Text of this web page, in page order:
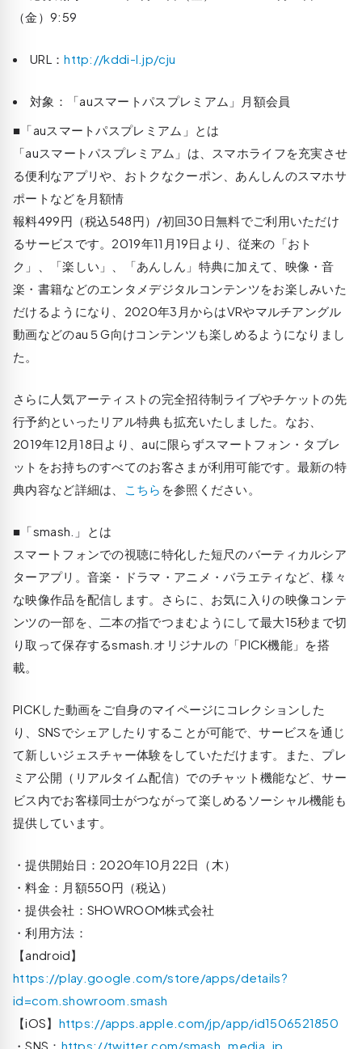
（金）9:59
URL：http://kddi-l.jp/cju
対象：「auスマートパスプレミアム」月額会員
■「auスマートパスプレミアム」とは
「auスマートパスプレミアム」は、スマホライフを充実させ
る便利なアプリや、おトクなクーポン、あんしんのスマホサ
ポートなどを月額情
報料499円（税込548円）/初回30日無料でご利用いただけ
るサービスです。2019年11月19日より、従来の「おト
ク」、「楽しい」、「あんしん」特典に加えて、映像・音
楽・書籍などのエンタメデジタルコンテンツをお楽しみいた
だけるようになり、2020年3月からはVRやマルチアングル
動画などのau５G向けコンテンツも楽しめるようになりまし
た。
さらに人気アーティストの完全招待制ライブやチケットの先
行予約といったリアル特典も拡充いたしました。なお、
2019年12月18日より、auに限らずスマートフォン・タブレ
ットをお持ちのすべてのお客さまが利用可能です。最新の特
典内容など詳細は、
こちら を参照ください。
■「smash.」とは
スマートフォンでの視聴に特化した短尺のバーティカルシア
ターアプリ。音楽・ドラマ・アニメ・バラエティなど、様々
な映像作品を配信します。さらに、お気に入りの映像コンテ
ンツの一部を、二本の指でつまむようにして最大15秒まで切
り取って保存するsmash.オリジナルの「PICK機能」を搭
載。
PICKした動画をご自身のマイページにコレクションした
り、SNSでシェアしたりすることが可能で、サービスを通じ
て新しいジェスチャー体験をしていただけます。また、プレ
ミア公開（リアルタイム配信）でのチャット機能など、サー
ビス内でお客様同士がつながって楽しめるソーシャル機能も
提供しています。
・提供開始日：2020年10月22日（木）
・料金：月額550円（税込）
・提供会社：SHOWROOM株式会社
・利用方法：
【android】
https://play.google.com/store/apps/details?
id=com.showroom.smash
【iOS】 https://apps.apple.com/jp/app/id1506521850
・SNS： https://twitter.com/smash_media_jp